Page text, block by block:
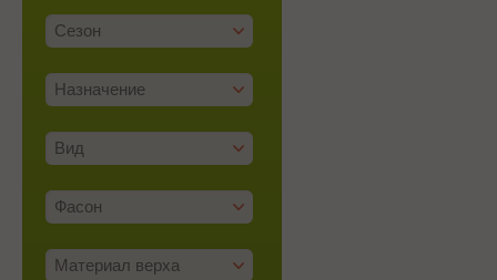
Сезон
Назначение
Вид
Фасон
Материал верха